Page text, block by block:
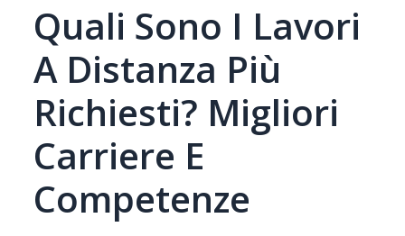
Quali Sono I Lavori
A Distanza Più
Richiesti? Migliori
Carriere E
Competenze